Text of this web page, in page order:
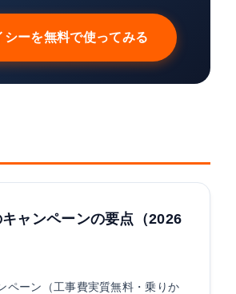
シーを無料で使ってみる
ャンペーンの要点（2026
ペーン（工事費実質無料・乗りか